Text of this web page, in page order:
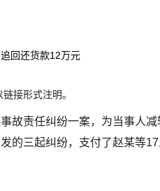
回还货款12万元
接形式注明。
故责任纠纷一案，为当事人减
的三起纠纷，支付了赵某等